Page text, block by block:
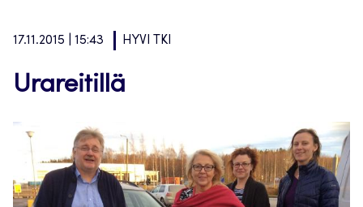
17.11.2015 | 15:43 HYVI TKI
Urareitillä